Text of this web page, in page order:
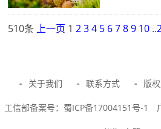
510条 上一页 1 2 3 4 5 6 7 8 9 10 ..
- 关于我们 - 联系方式 - 版
工信部备案号：蜀ICP备17004151号-1